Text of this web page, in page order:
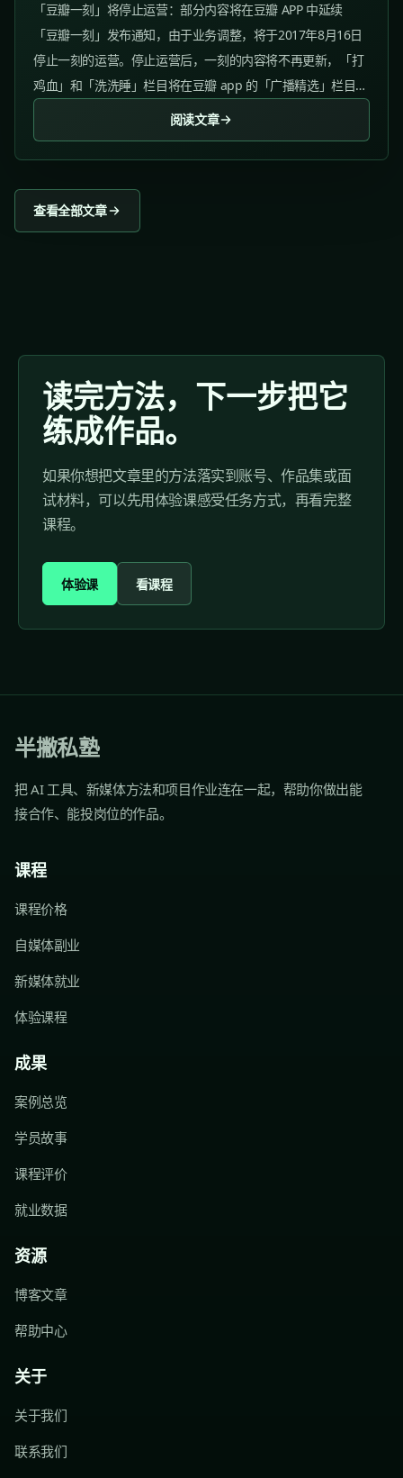
「豆瓣一刻」将停止运营：部分内容将在豆瓣 APP 中延续
「豆瓣一刻」发布通知，由于业务调整，将于2017年8月16日
停止一刻的运营。停止运营后，一刻的内容将不再更新，「打
鸡血」和「洗洗睡」栏目将在豆瓣 app 的「广播精选」栏目中
继续。 「豆瓣一刻」是纯粹面向移动端的内容消费 App，豆瓣
Web...
阅读文章
查看全部文章
读完方法，下一步把它
练成作品。
如果你想把文章里的方法落实到账号、作品集或面
试材料，可以先用体验课感受任务方式，再看完整
课程。
体验课 看课程
半撇私塾
把 AI 工具、新媒体方法和项目作业连在一起，帮助你做出能
接合作、能投岗位的作品。
课程
课程价格
自媒体副业
新媒体就业
体验课程
成果
案例总览
学员故事
课程评价
就业数据
资源
博客文章
帮助中心
关于
关于我们
联系我们